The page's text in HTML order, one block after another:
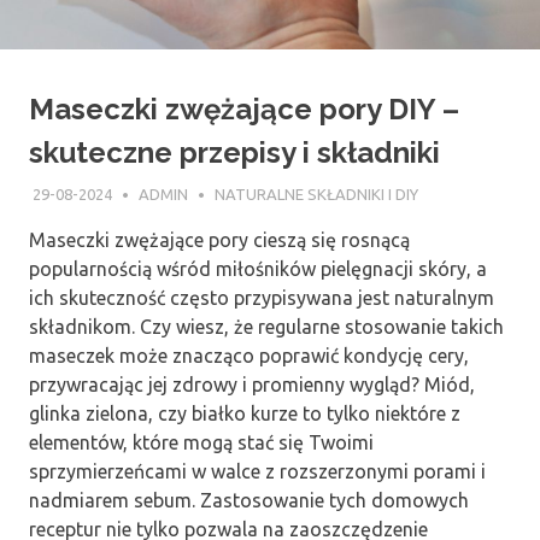
Maseczki zwężające pory DIY –
skuteczne przepisy i składniki
29-08-2024 ADMIN NATURALNE SKŁADNIKI I DIY
Maseczki zwężające pory cieszą się rosnącą
popularnością wśród miłośników pielęgnacji skóry, a
ich skuteczność często przypisywana jest naturalnym
składnikom. Czy wiesz, że regularne stosowanie takich
maseczek może znacząco poprawić kondycję cery,
przywracając jej zdrowy i promienny wygląd? Miód,
glinka zielona, czy białko kurze to tylko niektóre z
elementów, które mogą stać się Twoimi
sprzymierzeńcami w walce z rozszerzonymi porami i
nadmiarem sebum. Zastosowanie tych domowych
receptur nie tylko pozwala na zaoszczędzenie